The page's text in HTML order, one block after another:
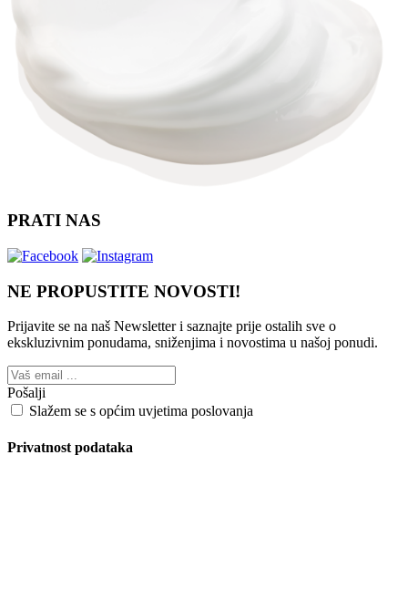
PRATI NAS
NE PROPUSTITE NOVOSTI!
Prijavite se na naš Newsletter i saznajte prije ostalih sve o
ekskluzivnim ponudama, sniženjima i novostima u našoj ponudi.
Pošalji
Slažem se s općim uvjetima poslovanja
Privatnost podataka